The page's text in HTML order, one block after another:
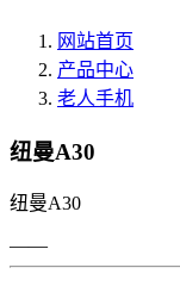
网站首页
产品中心
老人手机
纽曼A30
纽曼A30
——